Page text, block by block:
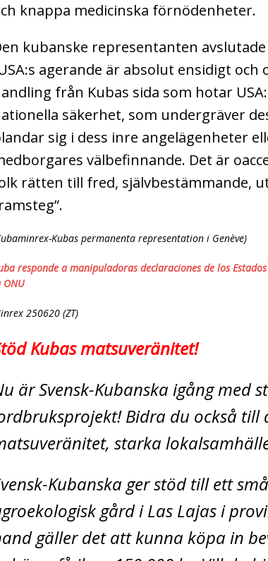
knappa medicinska förnödenheter.
kubanske representanten
agerande är absolut ensidigt
från Kubas sida som hotar
säkerhet, som undergräver
sig i dess inre angelägenheter
välbefinnande. Det är
rätten till fred, självbestämmande,
Kubas permanenta representation i Genève)
responde a manipuladoras declaraciones de los
ONU
250620 (ZT)
Kubas matsuveränitet!
är Svensk-Kubanska igång med
Bidra du också till
starka
Kubanska ger stöd till ett
gård i Las Lajas i
gäller det att kunna köpa in